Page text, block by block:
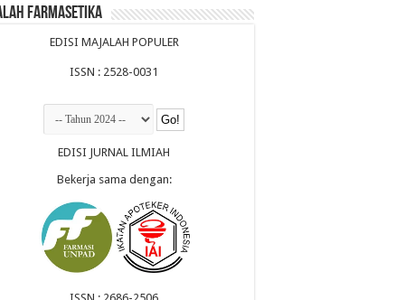
Farmasetika
EDISI MAJALAH POPULER
ISSN : 2528-0031
EDISI JURNAL ILMIAH
Bekerja sama dengan: